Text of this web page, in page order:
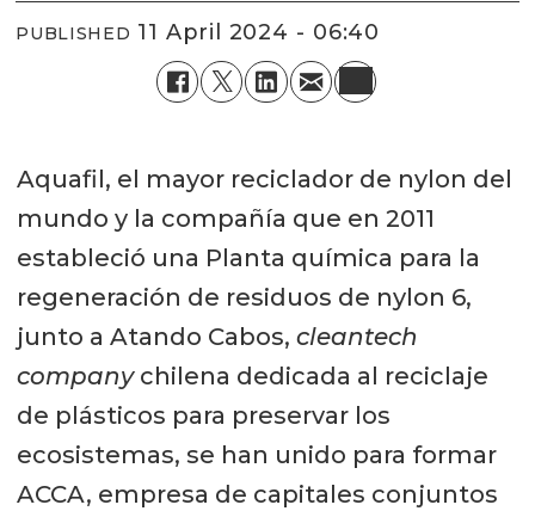
PUBLISHED 11 April 2024 - 06:40
Aquafil, el mayor reciclador de nylon del
mundo y la compañía que en 2011
estableció una Planta química para la
regeneración de residuos de nylon 6,
junto a Atando Cabos, cleantech
companychilena dedicada al reciclaje
de plásticos para preservar los
ecosistemas, se han unido para formar
ACCA, empresa de capitales conjuntos